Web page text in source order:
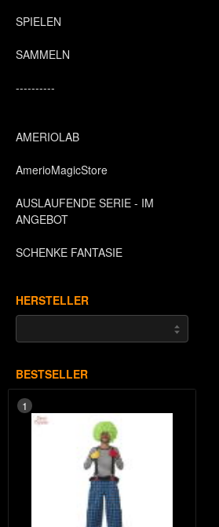
SPIELEN
SAMMELN
----------
AMERIOLAB
AmerioMagicStore
AUSLAUFENDE SERIE - IM
ANGEBOT
SCHENKE FANTASIE
HERSTELLER
BESTSELLER
1